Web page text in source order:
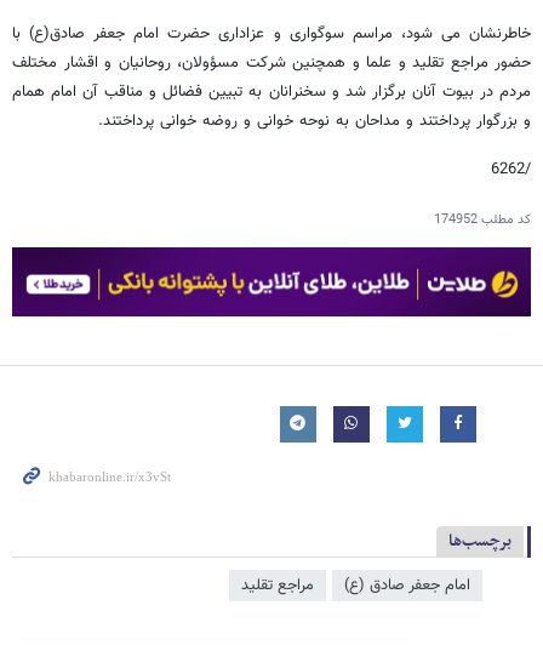
خاطرنشان می شود، مراسم سوگواری و عزاداری حضرت امام جعفر صادق(ع) با
حضور مراجع تقلید و علما و همچنین شرکت مسؤولان، روحانیان و اقشار مختلف
مردم در بیوت آنان برگزار شد و سخنرانان به تبیین فضائل و مناقب آن امام همام
و بزرگوار پرداختند و مداحان به نوحه خوانی و روضه خوانی پرداختند.
/6262
کد مطلب174952
برچسب‌ها
امام جعفر صادق (ع) مراجع تقلید